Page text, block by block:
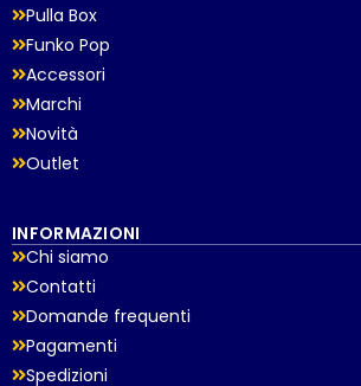
Pulla Box
Funko Pop
Accessori
Marchi
Novità
Outlet
INFORMAZIONI
Chi siamo
Contatti
Domande frequenti
Pagamenti
Spedizioni